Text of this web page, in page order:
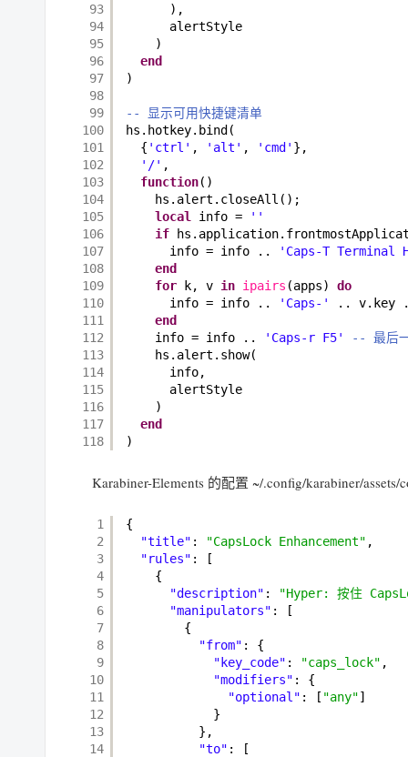
93
94
95
96
97
98
99
100
101
102
103
104
105
106
107
108
109
110
111
112
113
114
115
116
117
118
),
alertStyle
)
end
)
-- 显示可用快捷键清单
hs.hotkey.bind(
{ 'ctrl' , 'alt' , 'cmd' },
'/' ,
function()
hs.alert.closeAll();
local
info =
''
if
info = info ..
'Caps-T Terminal
end
for k, v in ipairs (apps) do
info = info ..
'Caps-'
..
end
info = info ..
'Caps-r F5'
-- 最后
hs.alert.show(
info,
alertStyle
)
end
)
Karabiner-Elements 的配置 ~/.config/karabiner/
1
2
3
4
5
6
7
8
9
10
11
12
13
14
{
"title" : "CapsLock Enhancement" ,
"rules" : [
{
"description" :
"Hyper: 按住
"manipulators" : [
{
"from" : {
"key_code" : "caps_lock" ,
"modifiers" : {
"optional" : [ "any"]
}
},
"to" : [